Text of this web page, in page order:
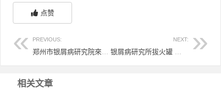
点赞
PREVIOUS: NEXT:
相关文章